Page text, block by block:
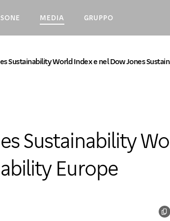
MEDIA GRUPPO
Sustainability World Index e nel Dow Jones
Sustainability
Europe